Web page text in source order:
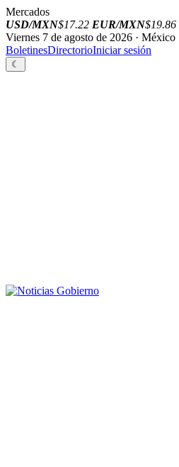
Mercados
USD/MXN$17.22 EUR/MXN$19.86
Viernes 7 de agosto de 2026 · México
BoletinesDirectorioIniciar sesión
☾